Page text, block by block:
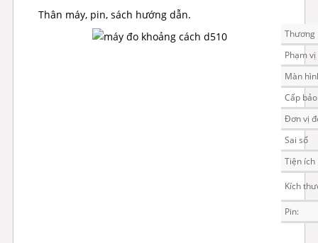
Thân máy, pin, sách hướng dẫn.
Thương
Phạm
Màn
Cấp
Đơn vị
Sai số
Tiện ích
Kích
Pin: